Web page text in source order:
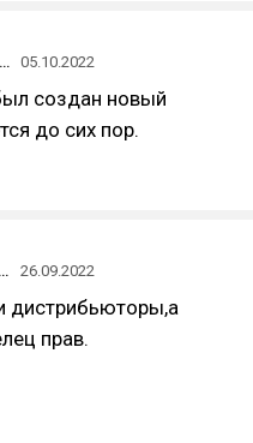
Движок Decima от Guerrilla Games используют сразу несколько внутренних студий Sony 05.10.2022
создан новый
до сих пор.
Джоэл, Элли и щелкуны: тизер-трейлер сериала по The Last of Us
26.09.2022
дистрибьюторы,а
прав.